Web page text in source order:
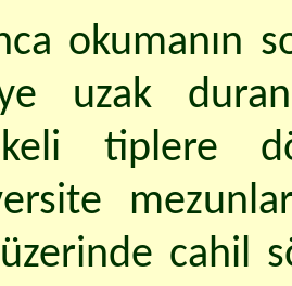
okumanın
uzak
tiplere
cahil